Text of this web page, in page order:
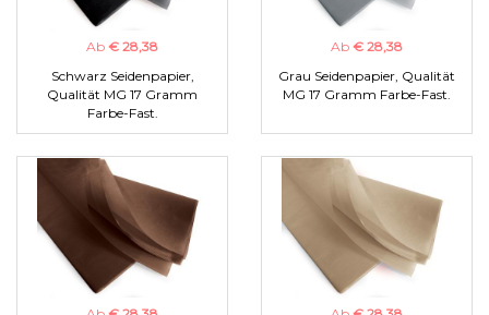
Ab € 28,38
Schwarz Seidenpapier,
Qualität MG 17 Gramm
Farbe-Fast.
Ab € 28,38
Grau Seidenpapier, Qualität
MG 17 Gramm Farbe-Fast.